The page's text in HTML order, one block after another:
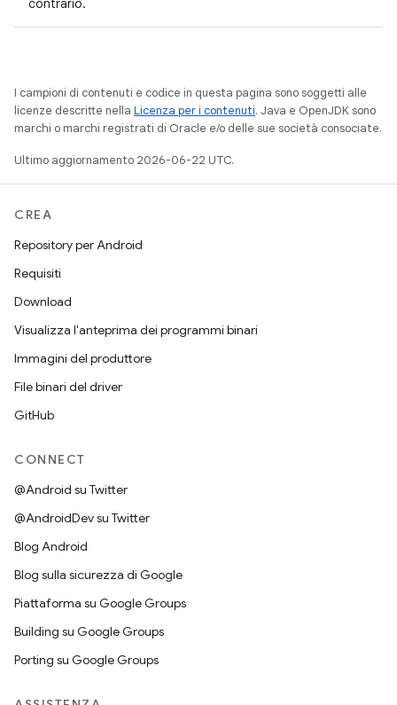
contrario.
I campioni di contenuti e codice in questa pagina sono soggetti alle
licenze descritte nella Licenza per i contenuti. Java e OpenJDK sono
marchi o marchi registrati di Oracle e/o delle sue società consociate.
Ultimo aggiornamento 2026-06-22 UTC.
CREA
Repository per Android
Requisiti
Download
Visualizza l'anteprima dei programmi binari
Immagini del produttore
File binari del driver
GitHub
CONNECT
@Android su Twitter
@AndroidDev su Twitter
Blog Android
Blog sulla sicurezza di Google
Piattaforma su Google Groups
Building su Google Groups
Porting su Google Groups